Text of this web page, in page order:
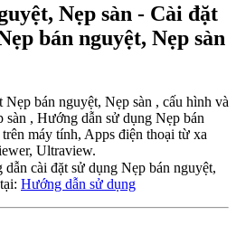
Nẹp sàn - Cài đặt
bán nguyệt, Nẹp sàn
bán nguyệt, Nẹp sàn , cấu hình và
sàn , Hướng dẫn sử dụng Nẹp bán
máy tính, Apps điện thoại từ xa
Ultraview.
cài đặt sử dụng Nẹp bán nguyệt,
Hướng dẫn sử dụng